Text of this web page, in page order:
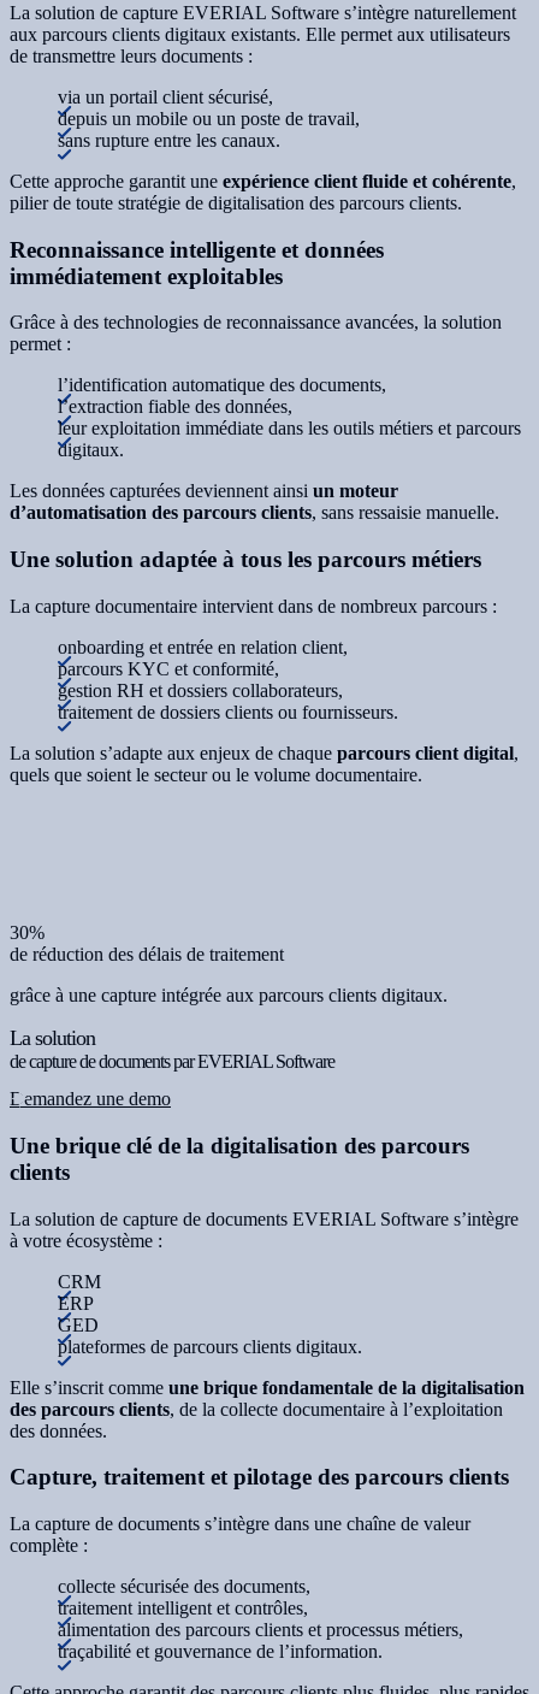
La solution de capture EVERIAL Software s’intègre naturellement
aux parcours clients digitaux existants. Elle permet aux utilisateurs
de transmettre leurs documents :
via un portail client sécurisé,
depuis un mobile ou un poste de travail,
sans rupture entre les canaux.
Cette approche garantit une expérience client fluide et cohérente,
pilier de toute stratégie de digitalisation des parcours clients.
Reconnaissance intelligente et données
immédiatement exploitables
Grâce à des technologies de reconnaissance avancées, la solution
permet :
l’identification automatique des documents,
l’extraction fiable des données,
leur exploitation immédiate dans les outils métiers et parcours
digitaux.
Les données capturées deviennent ainsi un moteur
d’automatisation des parcours clients, sans ressaisie manuelle.
Une solution adaptée à tous les parcours métiers
La capture documentaire intervient dans de nombreux parcours :
onboarding et entrée en relation client,
parcours KYC et conformité,
gestion RH et dossiers collaborateurs,
traitement de dossiers clients ou fournisseurs.
La solution s’adapte aux enjeux de chaque parcours client digital,
quels que soient le secteur ou le volume documentaire.
30%
de réduction des délais de traitement
grâce à une capture intégrée aux parcours clients digitaux.
La solution
de capture de documents par EVERIAL Software
Demandez une demo
Une brique clé de la digitalisation des parcours
clients
La solution de capture de documents EVERIAL Software s’intègre
à votre écosystème :
CRM
ERP
GED
plateformes de parcours clients digitaux.
Elle s’inscrit comme une brique fondamentale de la digitalisation
des parcours clients, de la collecte documentaire à l’exploitation
des données.
Capture, traitement et pilotage des parcours clients
La capture de documents s’intègre dans une chaîne de valeur
complète :
collecte sécurisée des documents,
traitement intelligent et contrôles,
alimentation des parcours clients et processus métiers,
traçabilité et gouvernance de l’information.